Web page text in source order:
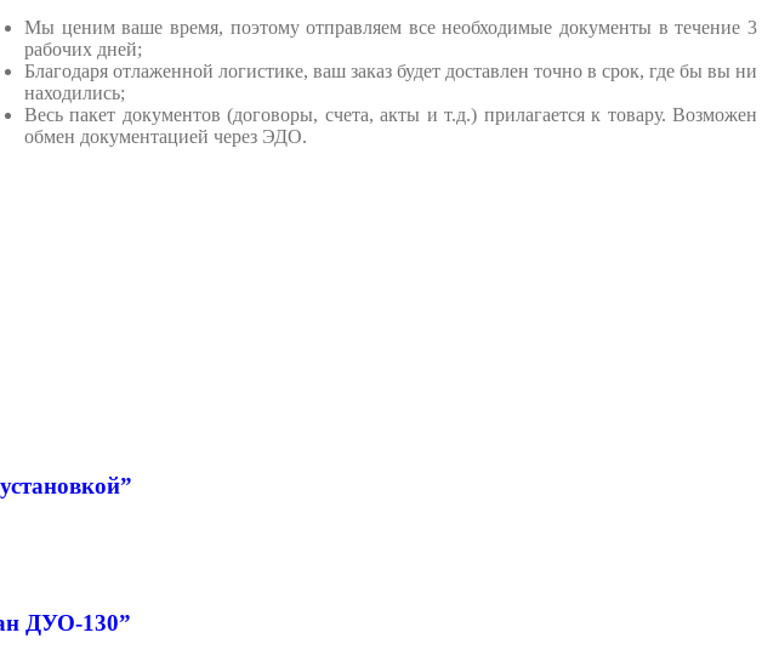
Мы ценим ваше время, поэтому отправляем все необходимые документы в течение 3
рабочих дней;
Благодаря отлаженной логистике, ваш заказ будет доставлен точно в срок, где бы вы ни
находились;
Весь пакет документов (договоры, счета, акты и т.д.) прилагается к товару. Возможен
обмен документацией через ЭДО.
ДУО-130”